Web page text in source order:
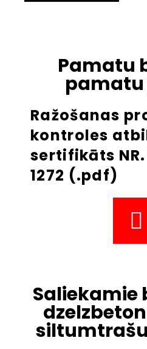
Pamatu
pamatu
Ražošanas
kontroles
sertifikāts NR.
1272 (.pdf)
Saliekamie